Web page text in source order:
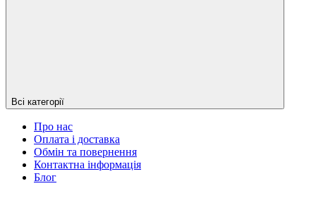
Всі категорії
Про нас
Оплата і доставка
Обмін та повернення
Контактна інформація
Блог